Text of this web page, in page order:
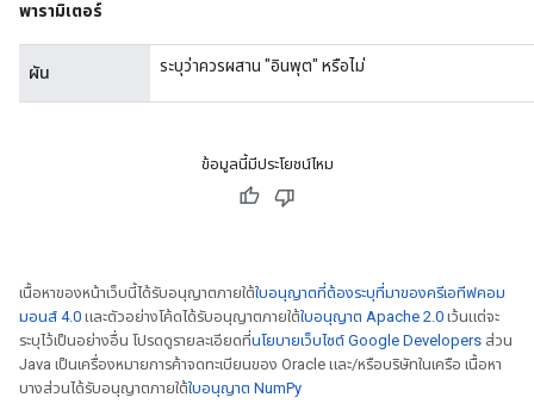
พารามิเตอร์
ผัน ระบุว่าควรผสาน "อินพุต" หรือไม่
ข้อมูลนี้มีประโยชน์ไหม
เนื้อหาของหน้าเว็บนี้ได้รับอนุญาตภายใต้ใบอนุญาตที่ต้องระบุที่มาของครีเอทีฟคอม
มอนส์ 4.0 และตัวอย่างโค้ดได้รับอนุญาตภายใต้ใบอนุญาต Apache 2.0 เว้นแต่จะ
ระบุไว้เป็นอย่างอื่น โปรดดูรายละเอียดที่นโยบายเว็บไซต์ Google Developers ส่วน
Java เป็นเครื่องหมายการค้าจดทะเบียนของ Oracle และ/หรือบริษัทในเครือ เนื้อหา
บางส่วนได้รับอนุญาตภายใต้ใบอนุญาต NumPy